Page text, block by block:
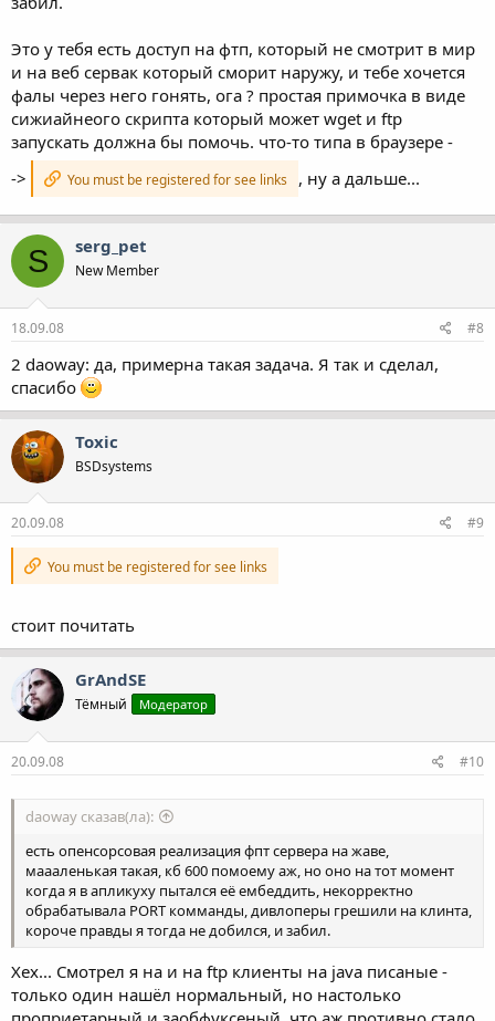
Это у тебя есть доступ на фтп, который не смотрит в мир
и на веб сервак который сморит наружу, и тебе хочется
фалы через него гонять, ога ? простая примочка в виде
сижиайнеого скрипта который может wget и ftp
запускать должна бы помочь. что-то типа в браузере -
->
You must be registered for see links , ну а дальше...
S serg_pet
New Member
18.09.08 #8
2 daoway: да, примерна такая задача. Я так и сделал,
спасибо
Toxic
BSDsystems
20.09.08 #9
You must be registered for see links
стоит почитать
GrAndSE
Тёмный Модератор
20.09.08 #10
daoway сказав(ла):
есть опенсорсовая реализация фпт сервера на жаве,
маааленькая такая, кб 600 помоему аж, но оно на тот момент
когда я в апликуху пытался её ембеддить, некорректно
обрабатывала PORT комманды, дивлоперы грешили на клинта,
короче правды я тогда не добился, и забил.
Хех... Смотрел я на и на ftp клиенты на java писаные -
только один нашёл нормальный, но настолько